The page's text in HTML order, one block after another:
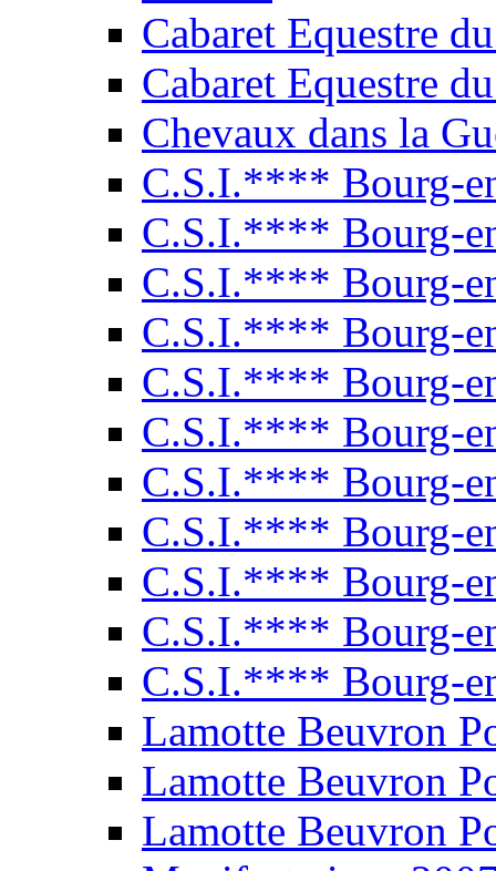
Cabaret Equestre
Cabaret Equestre
Chevaux dans la
C.S.I.**** Bourg-
C.S.I.**** Bourg-
C.S.I.**** Bourg-
C.S.I.**** Bourg-
C.S.I.**** Bourg-
C.S.I.**** Bourg-
C.S.I.**** Bourg-
C.S.I.**** Bourg-
C.S.I.**** Bourg-
C.S.I.**** Bourg-
C.S.I.**** Bourg-
Lamotte Beuvron
Lamotte Beuvron
Lamotte Beuvron